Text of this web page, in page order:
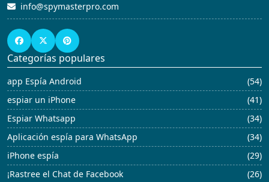
info@spymasterpro.com
Categorías populares
app Espía Android
(54)
espiar un iPhone
(41)
Espiar Whatsapp
(34)
Aplicación espía para WhatsApp
(34)
iPhone espía
(29)
¡Rastree el Chat de Facebook
(26)